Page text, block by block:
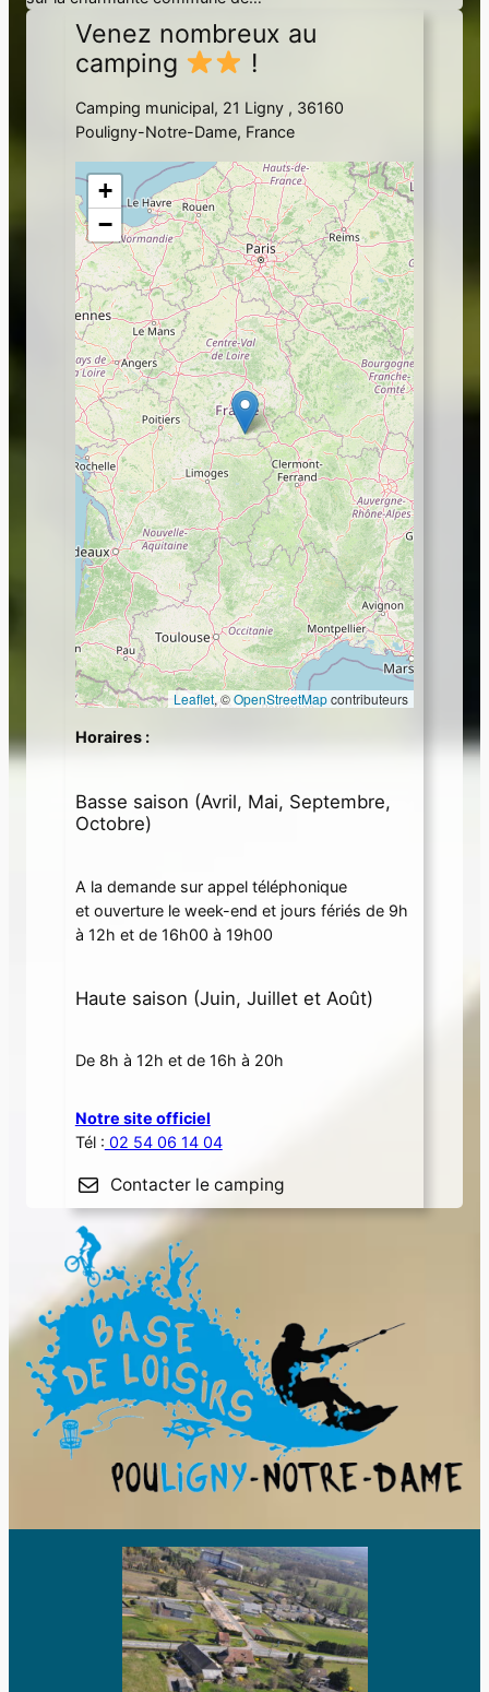
Venez nombreux au
camping
!
Camping municipal, 21 Ligny , 36160
Pouligny-Notre-Dame, France
+
−
Leaflet, ©OpenStreetMapcontributeurs
Horaires :
Basse saison (Avril, Mai, Septembre,
Octobre)
A la demande sur appel téléphonique
et ouverture le week-end et jours fériés de 9h
à 12h et de 16h00 à 19h00
Haute saison (Juin, Juillet et Août)
De 8h à 12h et de 16h à 20h
Notre site officiel
Tél : 02 54 06 14 04
Contacter le camping